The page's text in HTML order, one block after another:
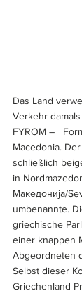
Das Land
Verkehr
FYROM –
Macedonia.
schließlich
in
Македонија/
umbenannte.
griechische
einer knappen
Abgeordneten
Selbst dieser
Griechenland